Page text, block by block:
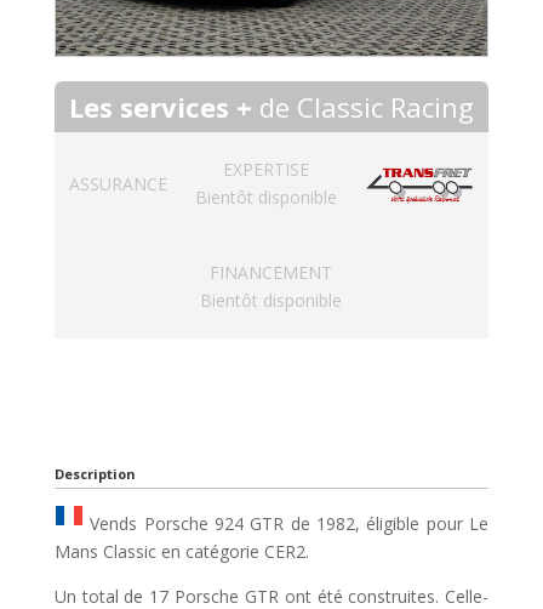
Les services + de Classic Racing
ASSURANCE
EXPERTISE
Bientôt disponible
FINANCEMENT
Bientôt disponible
Description
Vends Porsche 924 GTR de 1982, éligible pour Le
Mans Classic en catégorie CER2.
Un total de 17 Porsche GTR ont été construites. Celle-